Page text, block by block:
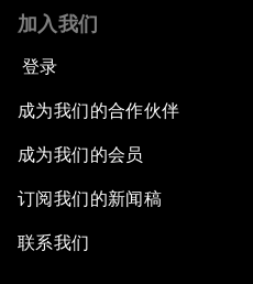
加入我们
登录
成为我们的合作伙伴
成为我们的会员
订阅我们的新闻稿
联系我们